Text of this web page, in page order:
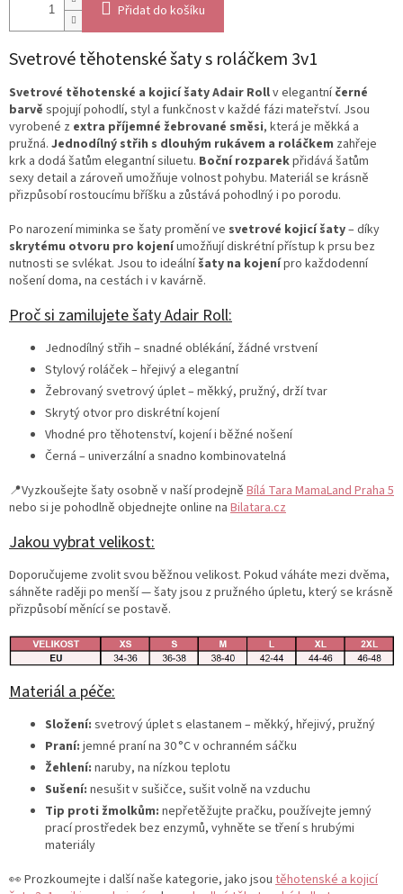
Přidat do košíku
Svetrové těhotenské šaty s roláčkem 3v1
Svetrové těhotenské a kojicí šaty Adair Rollv elegantníčerné
barvě spojují pohodlí, styl a funkčnost v každé fázi mateřství. Jsou
vyrobené z extra příjemné žebrované směsi, která je měkká a
pružná. Jednodílný střih s dlouhým rukávem a roláčkem zahřeje
krk a dodá šatům elegantní siluetu. Boční rozparekpřidává šatům
sexy detail a zároveň umožňuje volnost pohybu. Materiál se krásně
přizpůsobí rostoucímu bříšku a zůstává pohodlný i po porodu.
Po narození miminka se šaty promění ve svetrové kojicí šaty– díky
skrytému otvoru pro kojeníumožňují diskrétní přístup k prsu bez
nutnosti se svlékat. Jsou to ideálníšaty na kojenípro každodenní
nošení doma, na cestách i v kavárně.
Proč si zamilujete šaty Adair Roll:
Jednodílný střih – snadné oblékání, žádné vrstvení
Stylový roláček – hřejivý a elegantní
Žebrovaný svetrový úplet – měkký, pružný, drží tvar
Skrytý otvor pro diskrétní kojení
Vhodné pro těhotenství, kojení i běžné nošení
Černá – univerzální a snadno kombinovatelná
📍Vyzkoušejte šaty osobně v naší prodejně Bílá Tara MamaLand Praha 5
nebo si je pohodlně objednejte online na Bilatara.cz
Jakou vybrat velikost:
Doporučujeme zvolit svou běžnou velikost. Pokud váháte mezi dvěma,
sáhněte raději po menší — šaty jsou z pružného úpletu, který se krásně
přizpůsobí měnící se postavě.
Materiál a péče:
Složení: svetrový úplet s elastanem – měkký, hřejivý, pružný
Praní: jemné praní na 30 °C v ochranném sáčku
Žehlení: naruby, na nízkou teplotu
Sušení: nesušit v sušičce, sušit volně na vzduchu
Tip proti žmolkům: nepřetěžujte pračku, používejte jemný
prací prostředek bez enzymů, vyhněte se tření s hrubými
materiály
👀 Prozkoumejte i další naše kategorie, jako jsou těhotenské a kojicí